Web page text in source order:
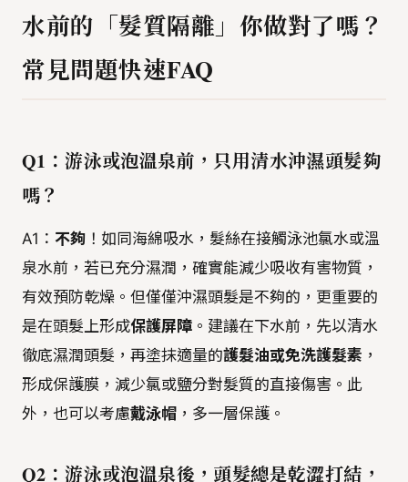
水前的「髮質隔離」你做對了嗎？
常見問題快速FAQ
Q1：游泳或泡溫泉前，只用清水沖濕頭髮夠
嗎？
A1： 不夠 ！如同海綿吸水，髮絲在接觸泳池氯水或溫
泉水前，若已充分濕潤，確實能減少吸收有害物質，
有效預防乾燥。但僅僅沖濕頭髮是不夠的，更重要的
是在頭髮上形成保護屏障 。建議在下水前，先以清水
徹底濕潤頭髮，再塗抹適量的護髮油或免洗護髮素 ，
形成保護膜，減少氯或鹽分對髮質的直接傷害。此
外，也可以考慮戴泳帽 ，多一層保護。
Q2：游泳或泡溫泉後，頭髮總是乾澀打結，